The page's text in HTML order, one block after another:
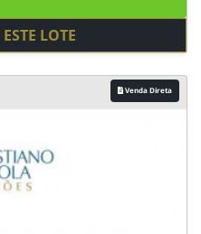
LOTE
Venda Direta